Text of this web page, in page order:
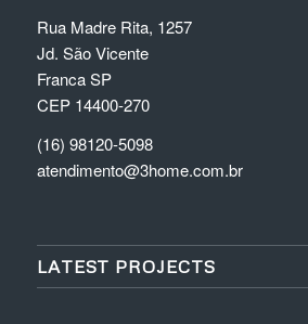
Rua Madre Rita, 1257
Jd. São Vicente
Franca SP
CEP 14400-270
(16) 98120-5098
atendimento@3home.com.br
LATEST PROJECTS